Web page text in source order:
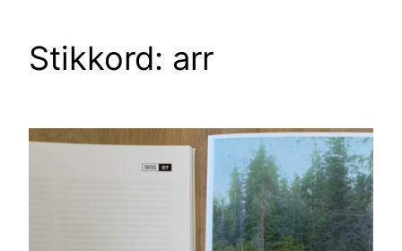
Stikkord: arr